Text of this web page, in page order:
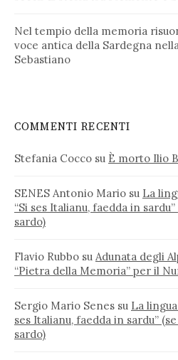
Nel tempio della memoria
voce antica della Sardegna
Sebastiano
COMMENTI RECENTI
Stefania Cocco su È morto Ilio
SENES Antonio Mario su La
“Si ses Italianu, faedda in
sardo)
Flavio Rubbo su Adunata degli
“Pietra della Memoria” per il
Sergio Mario Senes su La
ses Italianu, faedda in sardu”
sardo)